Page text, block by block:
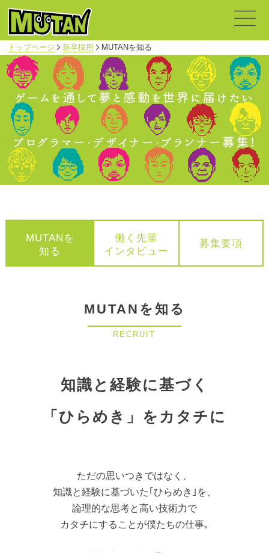
トップページ 新卒採用 MUTANを知る
MUTANを
知る
働く先輩
インタビュー
募集要項
MUTANを知る
RECRUIT
知識と経験に基づく
「ひらめき」をカタチに
ただの思いつきではなく、
知識と経験に基づいた｢ひらめき｣を、
論理的な思考と高い技術力で
カタチにすることが僕たちの仕事｡